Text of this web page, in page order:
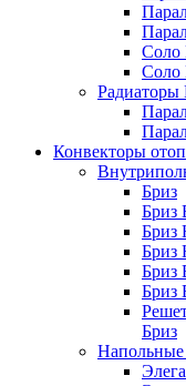
Соло
Соло
Радиаторы
Конвекторы
Бриз
Бриз
Бриз
Бриз
Бриз
Бриз
Бриз
Напольные